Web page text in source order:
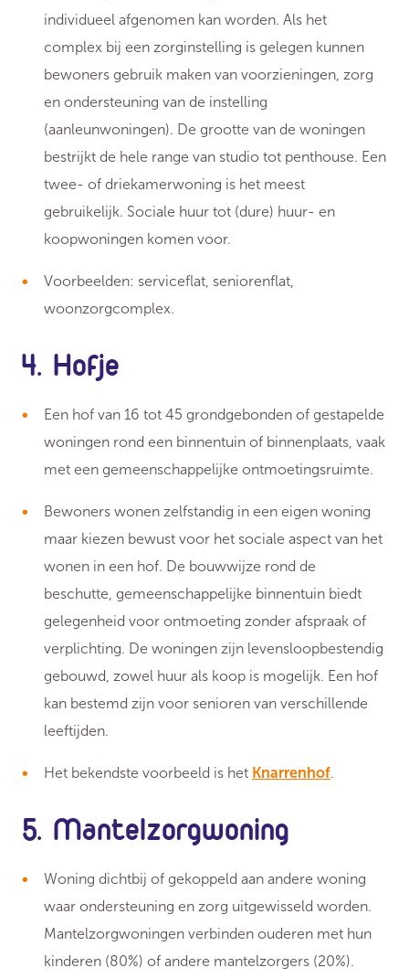
individueel afgenomen kan worden. Als het
complex bij een zorginstelling is gelegen kunnen
bewoners gebruik maken van voorzieningen, zorg
en ondersteuning van de instelling
(aanleunwoningen). De grootte van de woningen
bestrijkt de hele range van studio tot penthouse. Een
twee- of driekamerwoning is het meest
gebruikelijk. Sociale huur tot (dure) huur- en
koopwoningen komen voor.
Voorbeelden: serviceflat, seniorenflat,
woonzorgcomplex.
4. Hofje
Een hof van 16 tot 45 grondgebonden of gestapelde
woningen rond een binnentuin of binnenplaats, vaak
met een gemeenschappelijke ontmoetingsruimte.
Bewoners wonen zelfstandig in een eigen woning
maar kiezen bewust voor het sociale aspect van het
wonen in een hof. De bouwwijze rond de
beschutte, gemeenschappelijke binnentuin biedt
gelegenheid voor ontmoeting zonder afspraak of
verplichting. De woningen zijn levensloopbestendig
gebouwd, zowel huur als koop is mogelijk. Een hof
kan bestemd zijn voor senioren van verschillende
leeftijden.
Het bekendste voorbeeld is het Knarrenhof.
5. Mantelzorgwoning
Woning dichtbij of gekoppeld aan andere woning
waar ondersteuning en zorg uitgewisseld worden.
Mantelzorgwoningen verbinden ouderen met hun
kinderen (80%) of andere mantelzorgers (20%).